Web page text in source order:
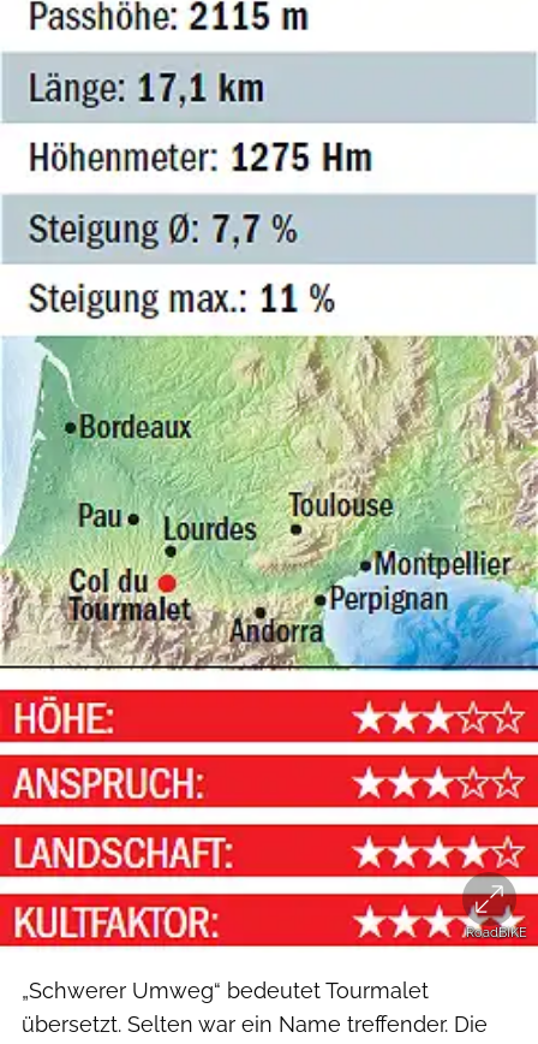
RoadBIKE
„Schwerer Umweg“ bedeutet Tourmalet
übersetzt. Selten war ein Name treffender. Die